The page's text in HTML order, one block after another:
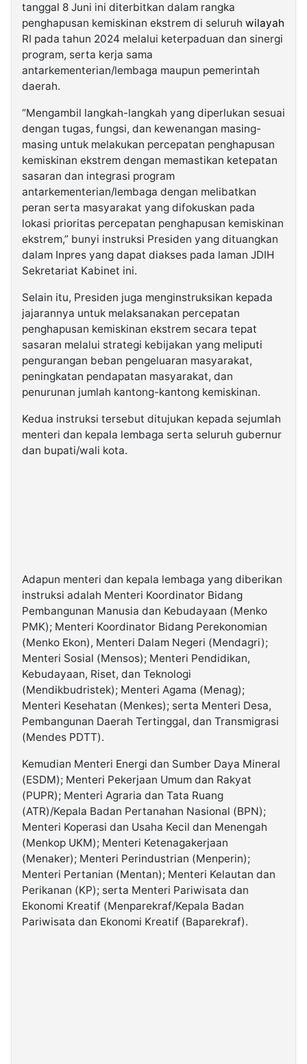
tanggal 8 Juni ini diterbitkan dalam rangka
penghapusan kemiskinan ekstrem di seluruh wilayah
RI pada tahun 2024 melalui keterpaduan dan sinergi
program, serta kerja sama
antarkementerian/lembaga maupun pemerintah
daerah.
“Mengambil langkah-langkah yang diperlukan sesuai
dengan tugas, fungsi, dan kewenangan masing-
masing untuk melakukan percepatan penghapusan
kemiskinan ekstrem dengan memastikan ketepatan
sasaran dan integrasi program
antarkementerian/lembaga dengan melibatkan
peran serta masyarakat yang difokuskan pada
lokasi prioritas percepatan penghapusan kemiskinan
ekstrem,” bunyi instruksi Presiden yang dituangkan
dalam Inpres yang dapat diakses pada laman JDIH
Sekretariat Kabinet ini.
Selain itu, Presiden juga menginstruksikan kepada
jajarannya untuk melaksanakan percepatan
penghapusan kemiskinan ekstrem secara tepat
sasaran melalui strategi kebijakan yang meliputi
pengurangan beban pengeluaran masyarakat,
peningkatan pendapatan masyarakat, dan
penurunan jumlah kantong-kantong kemiskinan.
Kedua instruksi tersebut ditujukan kepada sejumlah
menteri dan kepala lembaga serta seluruh gubernur
dan bupati/wali kota.
Adapun menteri dan kepala lembaga yang diberikan
instruksi adalah Menteri Koordinator Bidang
Pembangunan Manusia dan Kebudayaan (Menko
PMK); Menteri Koordinator Bidang Perekonomian
(Menko Ekon), Menteri Dalam Negeri (Mendagri);
Menteri Sosial (Mensos); Menteri Pendidikan,
Kebudayaan, Riset, dan Teknologi
(Mendikbudristek); Menteri Agama (Menag);
Menteri Kesehatan (Menkes); serta Menteri Desa,
Pembangunan Daerah Tertinggal, dan Transmigrasi
(Mendes PDTT).
Kemudian Menteri Energi dan Sumber Daya Mineral
(ESDM); Menteri Pekerjaan Umum dan Rakyat
(PUPR); Menteri Agraria dan Tata Ruang
(ATR)/Kepala Badan Pertanahan Nasional (BPN);
Menteri Koperasi dan Usaha Kecil dan Menengah
(Menkop UKM); Menteri Ketenagakerjaan
(Menaker); Menteri Perindustrian (Menperin);
Menteri Pertanian (Mentan); Menteri Kelautan dan
Perikanan (KP); serta Menteri Pariwisata dan
Ekonomi Kreatif (Menparekraf/Kepala Badan
Pariwisata dan Ekonomi Kreatif (Baparekraf).